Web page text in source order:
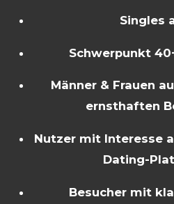
Singles
Schwerpunkt
Männer & Frauen
ernsthaften
Nutzer mit Interesse
Dating-
Besucher mit